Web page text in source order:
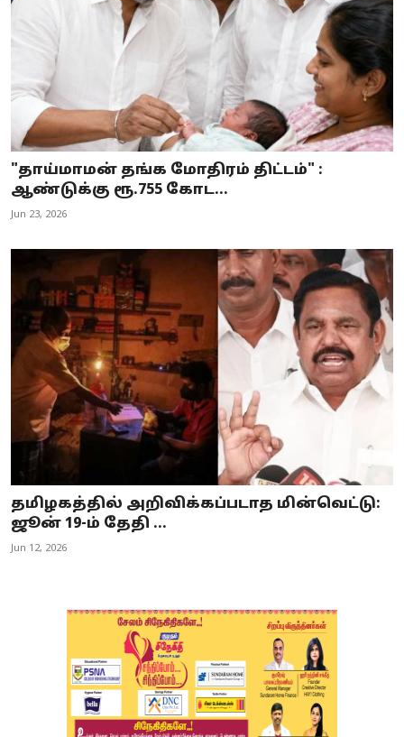
"தாய்மாமன் தங்க மோதிரம் திட்டம்" :
ஆண்டுக்கு ரூ.755 கோட...
Jun 23, 2026
தமிழகத்தில் அறிவிக்கப்படாத மின்வெட்டு:
ஜூன் 19-ம் தேதி ...
Jun 12, 2026